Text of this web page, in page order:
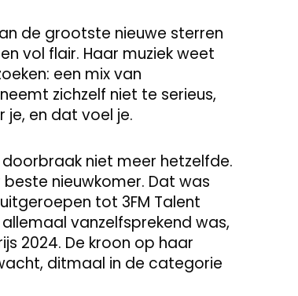
de grootste nieuwe sterren
vol flair. Haar muziek weet
een mix van
zichzelf niet te serieus,
je, en dat voel je.
niet meer hetzelfde.
nieuwkomer. Dat was
tot 3FM Talent
vanzelfsprekend was,
2024. De kroon op haar
ditmaal in de categorie